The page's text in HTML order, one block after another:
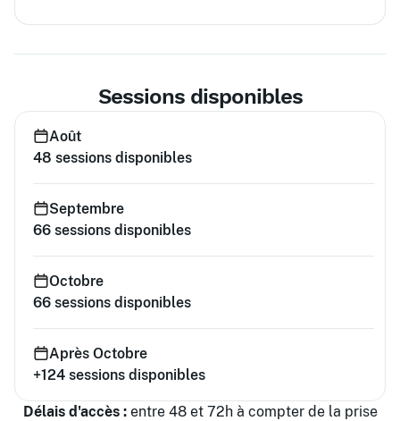
Sessions disponibles
Août
48 sessions disponibles
Septembre
66 sessions disponibles
Octobre
66 sessions disponibles
Après Octobre
+124 sessions disponibles
Délais d'accès :entre 48 et 72h à compter de la prise